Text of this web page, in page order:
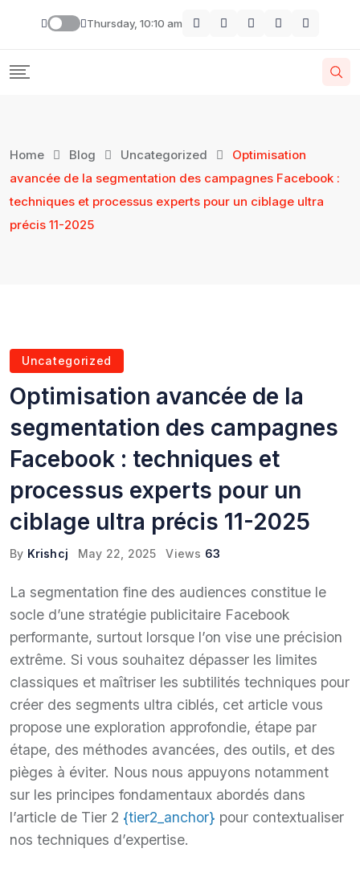
Thursday, 10:10 am
Home Blog Uncategorized
Optimisation
avancée de la segmentation des campagnes Facebook :
techniques et processus experts pour un ciblage ultra
précis 11-2025
Uncategorized
Optimisation avancée de la
segmentation des campagnes
Facebook : techniques et
processus experts pour un
ciblage ultra précis 11-2025
By Krishcj May 22, 2025 Views 63
La segmentation fine des audiences constitue le
socle d’une stratégie publicitaire Facebook
performante, surtout lorsque l’on vise une précision
extrême. Si vous souhaitez dépasser les limites
classiques et maîtriser les subtilités techniques pour
créer des segments ultra ciblés, cet article vous
propose une exploration approfondie, étape par
étape, des méthodes avancées, des outils, et des
pièges à éviter. Nous nous appuyons notamment
sur les principes fondamentaux abordés dans
l’article de Tier 2 {tier2_anchor} pour contextualiser
nos techniques d’expertise.